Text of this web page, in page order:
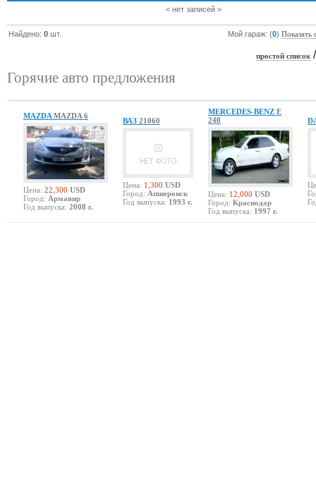
< нет записей >
Найдено:0 шт. Мой гараж: (0)Показать
простой список
Горячие авто предложения
MAZDA MAZDA 6
Цена: 22,300 USD
Город: Армавир
Год выпуска: 2008 г.
ВАЗ 21060
Цена: 1,300 USD
Город: Апшеронск
Год выпуска: 1993 г.
MERCEDES-BENZ E
240
Цена: 12,000 USD
Город: Краснодар
Год выпуска: 1997 г.